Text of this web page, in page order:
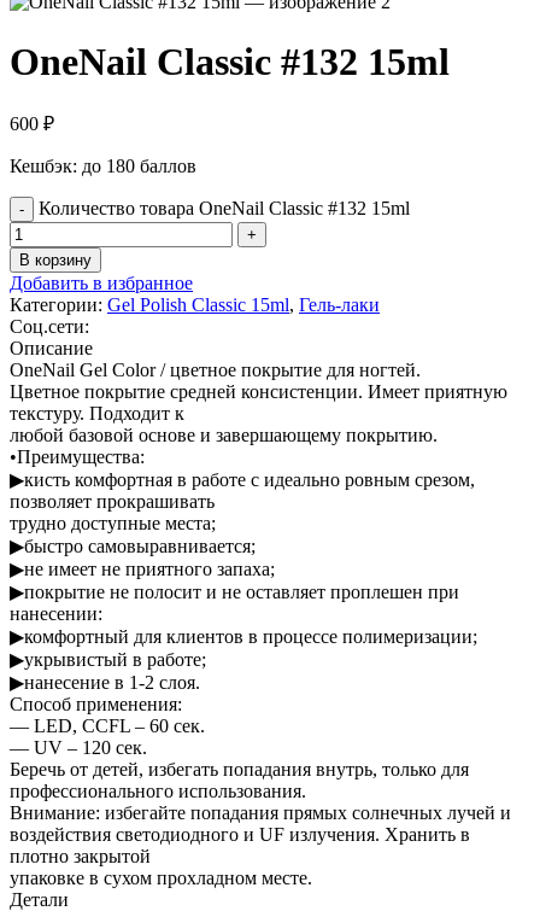
OneNail Classic #132 15ml
600 ₽
Кешбэк: до 180 баллов
Количество товара OneNail Classic #132 15ml
В корзину
Добавить в избранное
Категории: Gel Polish Classic 15ml, Гель-лаки
Соц.сети:
Описание
OneNail Gel Color / цветное покрытие для ногтей.
Цветное покрытие средней консистенции. Имеет приятную
текстуру. Подходит к
любой базовой основе и завершающему покрытию.
•Преимущества:
▶кисть комфортная в работе с идеально ровным срезом,
позволяет прокрашивать
трудно доступные места;
▶быстро самовыравнивается;
▶не имеет не приятного запаха;
▶покрытие не полосит и не оставляет проплешен при
нанесении:
▶комфортный для клиентов в процессе полимеризации;
▶укрывистый в работе;
▶нанесение в 1-2 слоя.
Способ применения:
— LED, CCFL – 60 сек.
— UV – 120 сек.
Беречь от детей, избегать попадания внутрь, только для
профессионального использования.
Внимание: избегайте попадания прямых солнечных лучей и
воздействия светодиодного и UF излучения. Хранить в
плотно закрытой
упаковке в сухом прохладном месте.
Детали